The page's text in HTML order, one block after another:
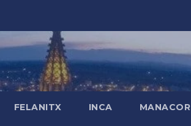
FELANITX INCA MANACOR